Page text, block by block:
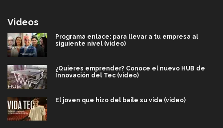
Videos
Programa enlace: para llevar a tu empresa al
siguiente nivel (video)
¿Quieres emprender? Conoce el nuevo HUB de
Innovación del Tec (video)
El joven que hizo del baile su vida (video)